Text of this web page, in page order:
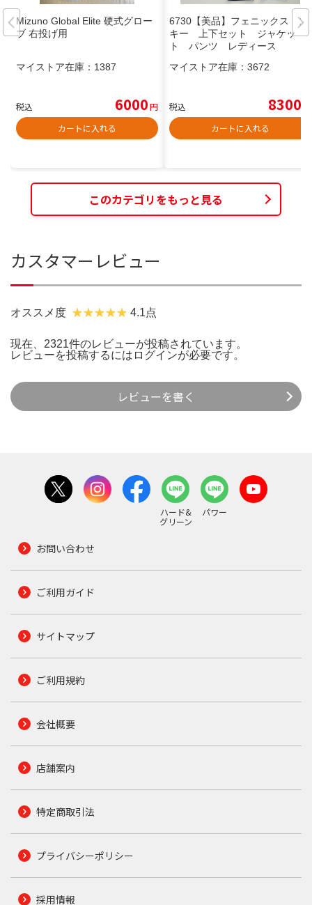
Mizuno Global Elite 硬式グロー
ブ 右投げ用
マイストア在庫： 1387
税込 6000円
カートに入れる
6730【美品】フェニックス ス
キー 上下セット ジャケッ
ト パンツ レディース
マイストア在庫： 3672
税込 8300
カートに入れる
このカテゴリをもっと見る
カスタマーレビュー
オススメ度 4.1点
現在、2321件のレビューが投稿されています。
レビューを投稿するには ログインが必要です。
レビューを書く
ハード&
グリーン
パワー
お問い合わせ
ご利用ガイド
サイトマップ
ご利用規約
会社概要
店舗案内
特定商取引法
プライバシーポリシー
採用情報